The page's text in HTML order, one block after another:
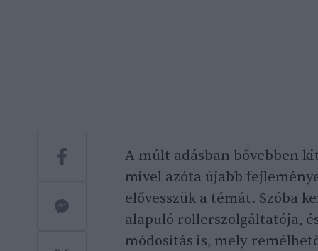
A múlt adásban bővebben
mivel azóta újabb
elővesszük a témát. Szóba
alapuló rollerszolgáltatója,
módosítás is, mely